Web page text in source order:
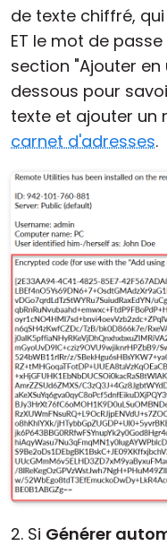
de texte chiffré,
ET le mot de
section "Ajouter
dessous pour
texte et ajouter un
carnet d'adresses.
2. Si Générer